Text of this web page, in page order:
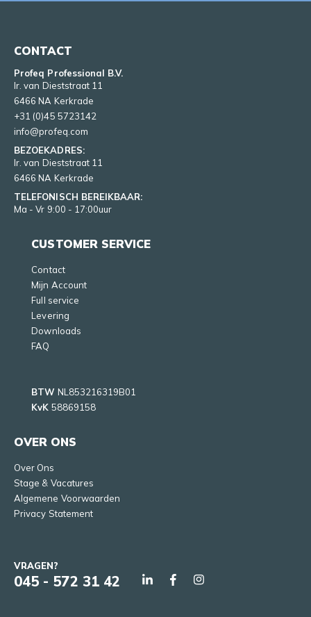
CONTACT
Profeq Professional B.V.
Ir. van Dieststraat 11
6466 NA Kerkrade
+31 (0)45 5723142
info@profeq.com
BEZOEKADRES:
Ir. van Dieststraat 11
6466 NA Kerkrade
TELEFONISCH BEREIKBAAR:
Ma - Vr 9:00 - 17:00uur
CUSTOMER SERVICE
Contact
Mijn Account
Full service
Levering
Downloads
FAQ
BTW NL853216319B01
KvK 58869158
OVER ONS
Over Ons
Stage & Vacatures
Algemene Voorwaarden
Privacy Statement
VRAGEN?
045 - 572 31 42